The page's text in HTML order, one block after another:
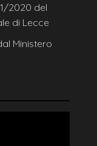
2020 del
di Lecce
Ministero